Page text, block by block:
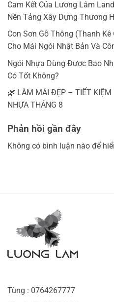
Cam Kết Của Lương Lâm
Nền Tảng Xây Dựng Thương
Con Sơn Gỗ Thông (Thanh
Cho Mái Ngói Nhật Bản Và
Ngói Nhựa Dùng Được Bao
Có Tốt Không?
🌿 LÀM MÁI ĐẸP – TIẾT KIỆM
NHỰA THÁNG 8
Phản hồi gần đây
Không có bình luận nào để
Tùng : 0764267777